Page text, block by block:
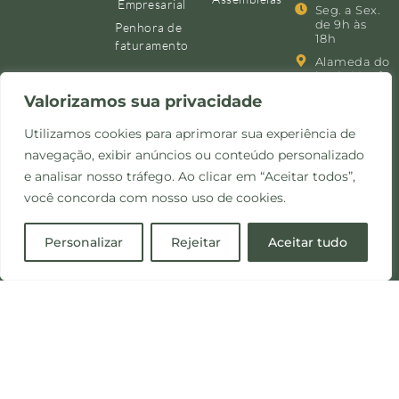
Valorizamos sua privacidade
Utilizamos cookies para aprimorar sua experiência de
navegação, exibir anúncios ou conteúdo personalizado
e analisar nosso tráfego. Ao clicar em “Aceitar todos”,
você concorda com nosso uso de cookies.
Personalizar Rejeitar Aceitar tudo
Empresarial
Penhora de
faturamento
Seg. a Sex.
de 9h às
18h
Alameda do
ingá, 88, 4º
Nova
Lima/MG